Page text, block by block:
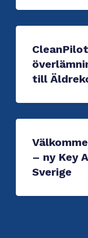
till
– ny Key
Sverige